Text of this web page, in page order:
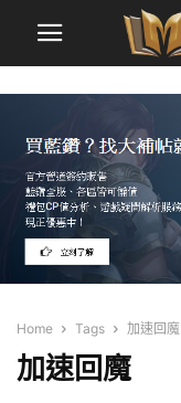
Home Tags 加速回魔
加速回魔